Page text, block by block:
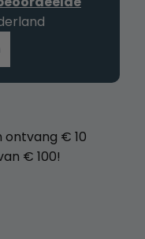
ontvang € 10
€ 100!